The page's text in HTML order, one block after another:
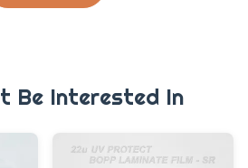
Be Interested In